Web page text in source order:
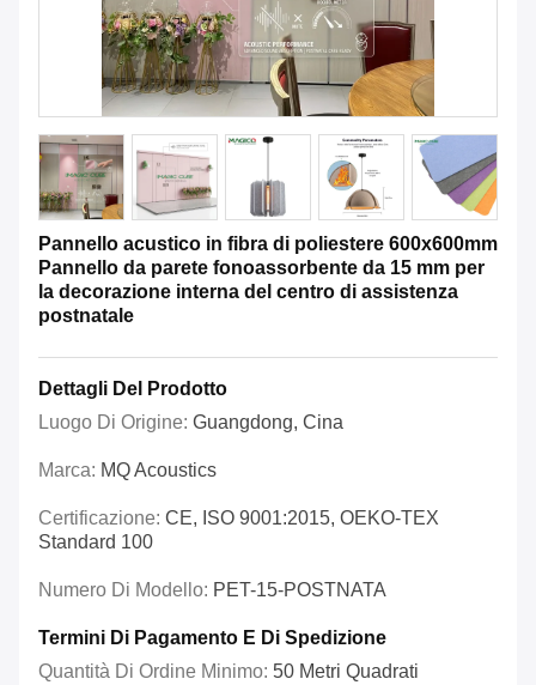
Pannello acustico in fibra di poliestere 600x600mm
Pannello da parete fonoassorbente da 15 mm per
la decorazione interna del centro di assistenza
postnatale
Dettagli Del Prodotto
Luogo Di Origine: Guangdong, Cina
Marca: MQ Acoustics
Certificazione: CE, ISO 9001:2015, OEKO-TEX
Standard 100
Numero Di Modello: PET-15-POSTNATA
Termini Di Pagamento E Di Spedizione
Quantità Di Ordine Minimo: 50 Metri Quadrati